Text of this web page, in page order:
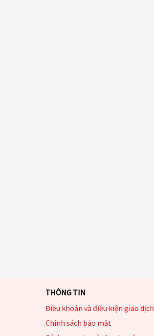
THÔNG TIN
Điều khoản và điều kiện giao dịch
Chính sách bảo mật